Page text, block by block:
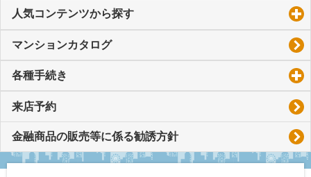
人気コンテンツから探す
マンションカタログ
各種手続き
来店予約
金融商品の販売等に係る勧誘方針